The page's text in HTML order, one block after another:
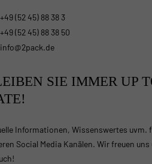
+49 (52 45) 88 38 3
+49 (52 45) 88 38 50
info@2pack.de
SIE IMMER UP
Informationen, Wissenswertes uvm.
Social Media Kanälen. Wir freuen